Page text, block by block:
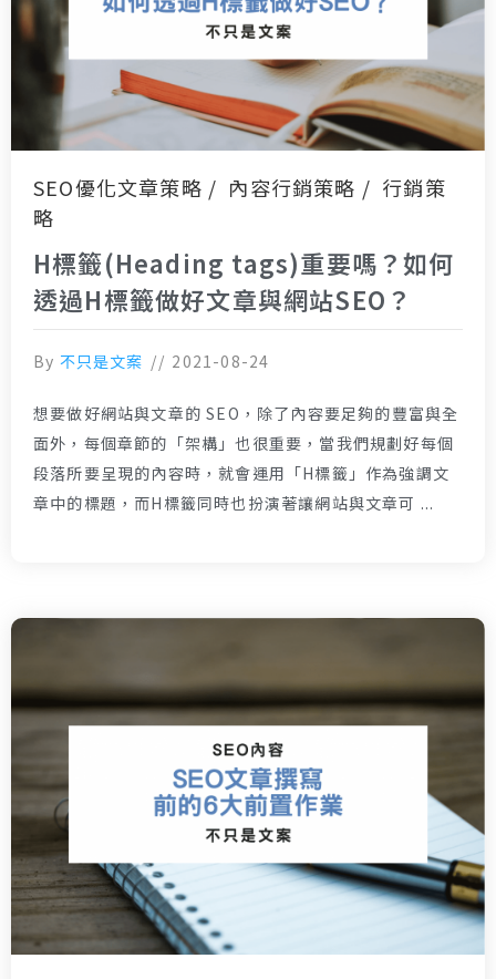
SEO優化文章策略 內容行銷策略
行銷策
略
H標籤(Heading tags)重要嗎？如何
透過H標籤做好文章與網站SEO？
By 不只是文案 2021-08-24
想要做好網站與文章的 SEO，除了內容要足夠的豐富與全
面外，每個章節的「架構」也很重要，當我們規劃好每個
段落所要呈現的內容時，就會運用「H標籤」作為強調文
章中的標題，而H標籤同時也扮演著讓網站與文章可 ...